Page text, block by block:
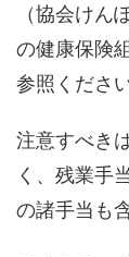
（協会けん
の健康保険
参照ください
注意すべき
く、残業手
の諸手当も